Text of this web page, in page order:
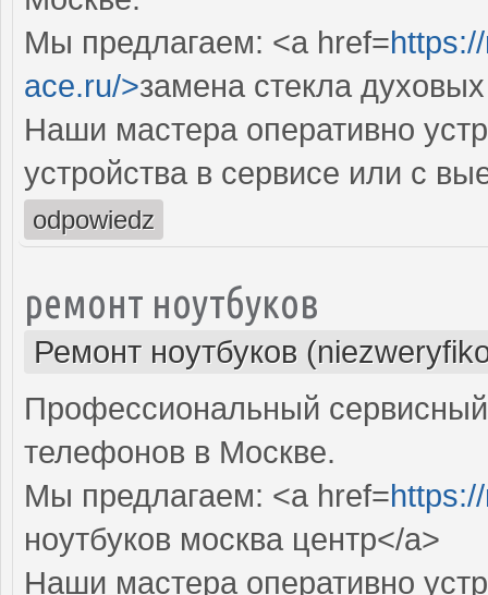
Мы предлагаем: <a href=
ace.ru/>замена стекла
Наши мастера оперативно
устройства в сервисе или с
odpowiedz
ремонт ноутбуков
Ремонт ноутбуков
Профессиональный
телефонов в Москве.
Мы предлагаем: <a href=
ноутбуков москва центр</a>
Наши мастера оперативно